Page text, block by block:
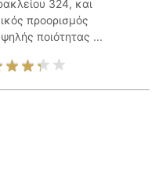
324, και
προορισμός
ποιότητας ...